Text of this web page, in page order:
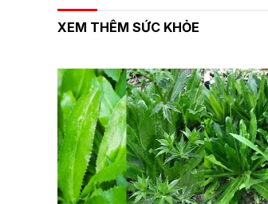
XEM THÊM SỨC KHỎE